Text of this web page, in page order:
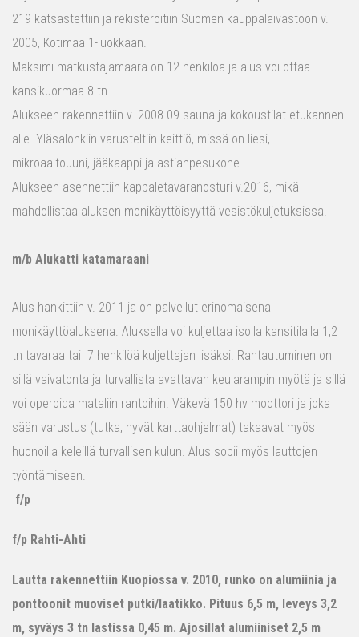
219 katsastettiin ja rekisteröitiin Suomen kauppalaivastoon v.
2005, Kotimaa 1-luokkaan.
Maksimi matkustajamäärä on 12 henkilöä ja alus voi ottaa
kansikuormaa 8 tn.
Alukseen rakennettiin v. 2008-09 sauna ja kokoustilat etukannen
alle. Yläsalonkiin varusteltiin keittiö, missä on liesi,
mikroaaltouuni, jääkaappi ja astianpesukone.
Alukseen asennettiin kappaletavaranosturi v.2016, mikä
mahdollistaa aluksen monikäyttöisyyttä vesistökuljetuksissa.
m/b Alukatti katamaraani
Alus hankittiin v. 2011 ja on palvellut erinomaisena
monikäyttöaluksena. Aluksella voi kuljettaa isolla kansitilalla 1,2
tn tavaraa tai 7 henkilöä kuljettajan lisäksi. Rantautuminen on
sillä vaivatonta ja turvallista avattavan keularampin myötä ja sillä
voi operoida mataliin rantoihin. Väkevä 150 hv moottori ja joka
sään varustus (tutka, hyvät karttaohjelmat) takaavat myös
huonoilla keleillä turvallisen kulun. Alus sopii myös lauttojen
työntämiseen.
f/p
f/p Rahti-Ahti
Lautta rakennettiin Kuopiossa v. 2010, runko on alumiinia ja
ponttoonit muoviset putki/laatikko. Pituus 6,5 m, leveys 3,2
m, syväys 3 tn lastissa 0,45 m. Ajosillat alumiiniset 2,5 m